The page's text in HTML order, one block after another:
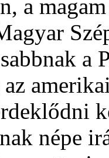
a
a
népe